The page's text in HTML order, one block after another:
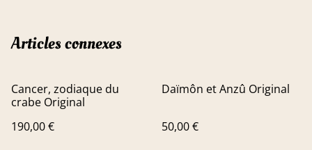
Articles connexes
Cancer, zodiaque du
crabe Original
190,00 €
Daïmôn et Anzû Original
50,00 €